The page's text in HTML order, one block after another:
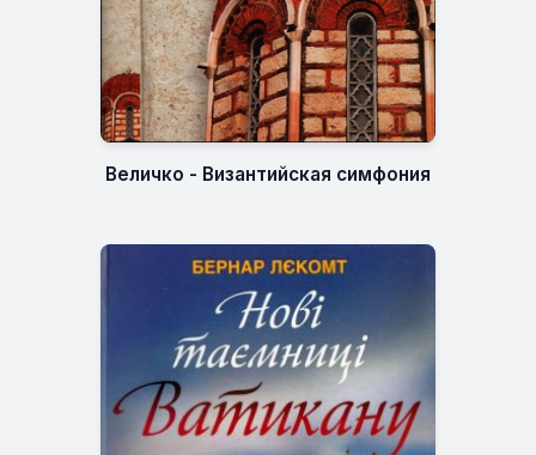
Величко - Византийская симфония